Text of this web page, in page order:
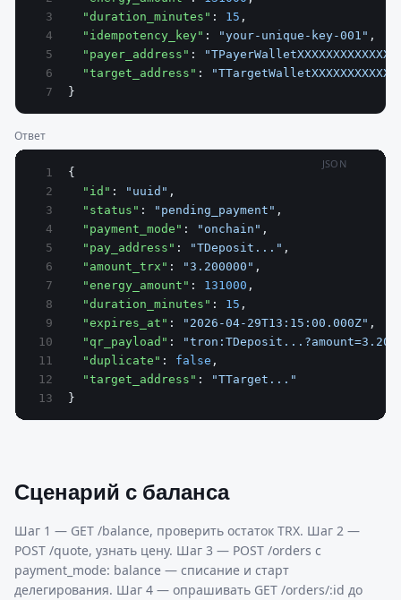
  "duration_minutes"
: 15 ,
  "idempotency_key"
: "your-unique-key-001" ,
  "payer_address"
:
  "target_address"
:
}
Ответ
JSON
{
  "id"
: "uuid" ,
  "status"
: "pending_payment" ,
  "payment_mode"
: "onchain" ,
  "pay_address"
: "TDeposit..." ,
  "amount_trx"
: "3.200000" ,
  "energy_amount"
: 131000 ,
  "duration_minutes"
: 15 ,
  "expires_at"
: "2026-04-29T13:15:00.000Z" ,
  "qr_payload"
:
  "duplicate"
: false ,
  "target_address"
:
"TTarget..."
}
Сценарий с баланса
Шаг 1 — GET /balance, проверить остаток TRX. Шаг 2 —
POST /quote, узнать цену. Шаг 3 — POST /orders с
payment_mode: balance — списание и старт
делегирования. Шаг 4 — опрашивать GET /orders/:id до